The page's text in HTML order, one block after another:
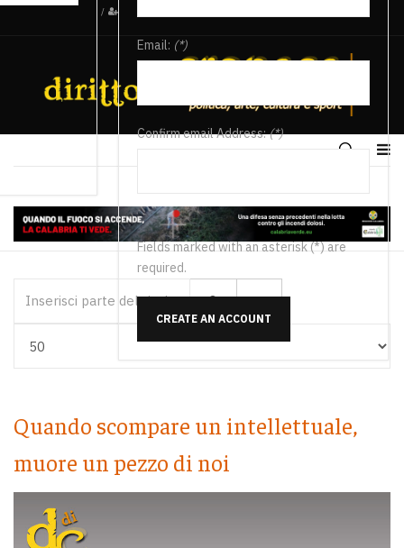
/
Email: (*)
Confirm email Address:(*)
Fields marked with an asterisk (*) are
required.
CREATE AN ACCOUNT
Quando scompare un intellettuale,
muore un pezzo di noi